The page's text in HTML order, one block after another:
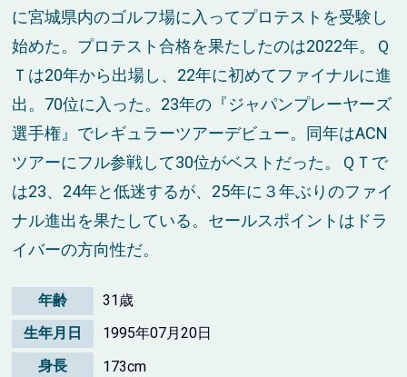
に宮城県内のゴルフ場に入ってプロテストを受験し
始めた。プロテスト合格を果たしたのは2022年。Ｑ
Ｔは20年から出場し、22年に初めてファイナルに進
出。70位に入った。23年の『ジャパンプレーヤーズ
選手権』でレギュラーツアーデビュー。同年はACN
ツアーにフル参戦して30位がベストだった。ＱＴで
は23、24年と低迷するが、25年に３年ぶりのファイ
ナル進出を果たしている。セールスポイントはドラ
イバーの方向性だ。
年齢
31歳
生年月日
1995年07月20日
身長
173cm